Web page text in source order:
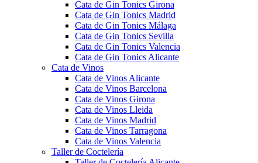
Cata de Gin Tonics Girona
Cata de Gin Tonics Madrid
Cata de Gin Tonics Málaga
Cata de Gin Tonics Sevilla
Cata de Gin Tonics Valencia
Cata de Gin Tonics Alicante
Cata de Vinos
Cata de Vinos Alicante
Cata de Vinos Barcelona
Cata de Vinos Girona
Cata de Vinos Lleida
Cata de Vinos Madrid
Cata de Vinos Tarragona
Cata de Vinos Valencia
Taller de Coctelería